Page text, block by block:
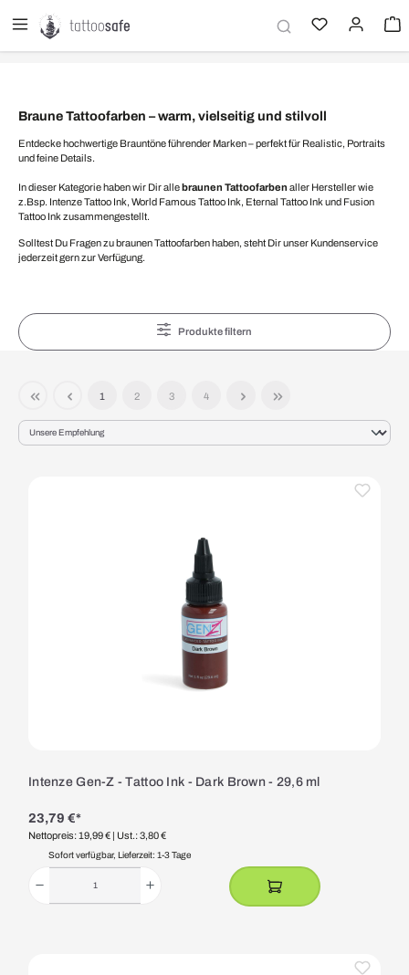
springen
Braune Tattoofarben – warm, vielseitig und stilvoll
Entdecke hochwertige Brauntöne führender Marken – perfekt für Realistic, Portraits
und feine Details.
In dieser Kategorie haben wir Dir allebraunen Tattoofarben aller Hersteller wie
z.Bsp. Intenze Tattoo Ink, World Famous Tattoo Ink, Eternal Tattoo Ink und Fusion
Tattoo Ink zusammengestellt.
Solltest Du Fragen zu braunen Tattoofarben haben, steht Dir unser Kundenservice
jederzeit gern zur Verfügung.
Produkte filtern
1 2 3 4
Intenze Gen-Z - Tattoo Ink - Dark Brown - 29,6 ml
23,79 €*
Nettopreis: 19,99 € | Ust.: 3,80 €
Sofort verfügbar, Lieferzeit: 1-3 Tage